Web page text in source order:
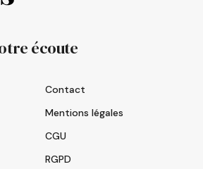
écoute
Contact
Mentions légales
CGU
RGPD